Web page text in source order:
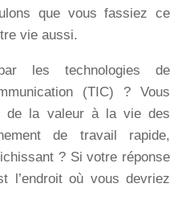
que vous fassiez ce
vie aussi.
les technologies de
(TIC) ? Vous
de la valeur à la vie des
de travail rapide,
? Si votre réponse
l’endroit où vous devriez